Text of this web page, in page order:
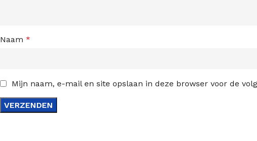
Naam *
Mijn naam, e-mail en site opslaan in deze browser voor de